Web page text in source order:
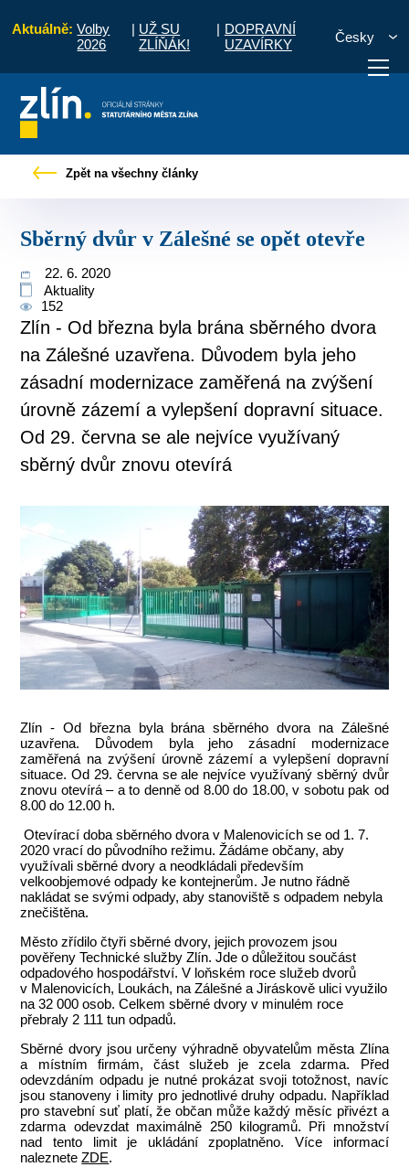
Aktuálně: Volby
2026
| UŽ SU
ZLÍŇÁK!
| DOPRAVNÍ
UZAVÍRKY
Česky
vyřídit Potřebuji zaplatit
Zpět na všechny články
Sběrný dvůr v Zálešné se opět otevře
22. 6. 2020
Aktuality
152
Zlín - Od března byla brána sběrného dvora
na Zálešné uzavřena. Důvodem byla jeho
zásadní modernizace zaměřená na zvýšení
úrovně zázemí a vylepšení dopravní situace.
Od 29. června se ale nejvíce využívaný
sběrný dvůr znovu otevírá
Zlín - Od března byla brána sběrného dvora na Zálešné
uzavřena. Důvodem byla jeho zásadní modernizace
zaměřená na zvýšení úrovně zázemí a vylepšení dopravní
situace. Od 29. června se ale nejvíce využívaný sběrný dvůr
znovu otevírá – a to denně od 8.00 do 18.00, v sobotu pak od
8.00 do 12.00 h.
Otevírací doba sběrného dvora v Malenovicích se od 1. 7.
2020 vrací do původního režimu. Žádáme občany, aby
využívali sběrné dvory a neodkládali především
velkoobjemové odpady ke kontejnerům. Je nutno řádně
nakládat se svými odpady, aby stanoviště s odpadem nebyla
znečištěna.
Město zřídilo čtyři sběrné dvory, jejich provozem jsou
pověřeny Technické služby Zlín. Jde o důležitou součást
odpadového hospodářství. V loňském roce služeb dvorů
v Malenovicích, Loukách, na Zálešné a Jiráskově ulici využilo
na 32 000 osob. Celkem sběrné dvory v minulém roce
přebraly 2 111 tun odpadů.
Sběrné dvory jsou určeny výhradně obyvatelům města Zlína
a místním firmám, část služeb je zcela zdarma. Před
odevzdáním odpadu je nutné prokázat svoji totožnost, navíc
jsou stanoveny i limity pro jednotlivé druhy odpadu. Například
pro stavební suť platí, že občan může každý měsíc přivézt a
zdarma odevzdat maximálně 250 kilogramů. Při množství
nad tento limit je ukládání zpoplatněno. Více informací
nalezneteZDE.